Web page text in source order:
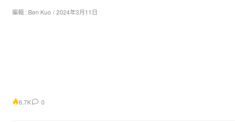
編輯 : Ben Kuo / 2024年3月11日
6.7K 0